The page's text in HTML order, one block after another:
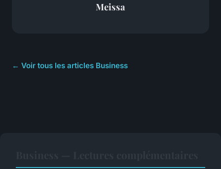
Meissa
← Voir tous les articles Business